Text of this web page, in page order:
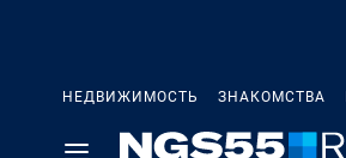
НЕДВИЖИМОСТЬ ЗНАКОМСТВА